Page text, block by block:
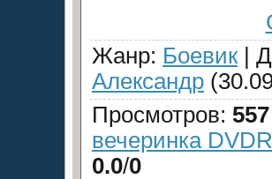
Жанр: Боевик |
Александр
Просмотров: 557
вечеринка
0.0/0